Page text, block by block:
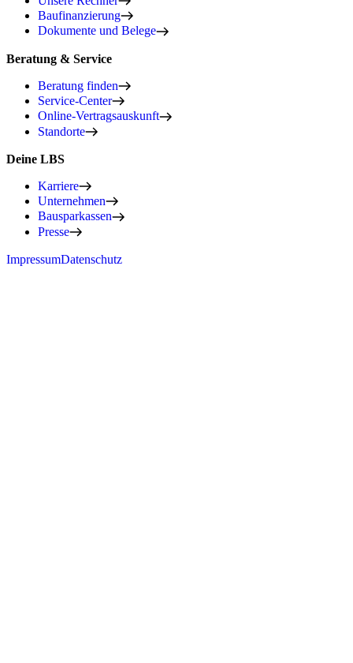
Baufinanzierung
Dokumente und Belege
Beratung & Service
Beratung finden
Service-Center
Online-Vertragsauskunft
Standorte
Deine LBS
Karriere
Unternehmen
Bausparkassen
Presse
ImpressumDatenschutz